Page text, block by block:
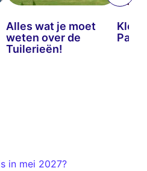
Alles wat je moet
weten over de
Tuilerieën!
Parijs
in mei 2027?